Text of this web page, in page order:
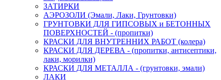
ЗАТИРКИ
АЭРОЗОЛИ (Эмали, Лаки, Грунтовки)
ГРУНТОВКИ ДЛЯ ГИПСОВЫХ и БЕТОННЫХ
ПОВЕРХНОСТЕЙ - (пропитки)
КРАСКИ ДЛЯ ВНУТРЕННИХ РАБОТ (колера)
КРАСКИ ДЛЯ ДЕРЕВА - (пропитки, антисептики,
лаки, морилки)
КРАСКИ ДЛЯ МЕТАЛЛА - (грунтовки, эмали)
ЛАКИ